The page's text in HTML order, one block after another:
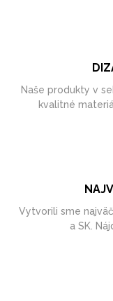
Naše produkty v
kvalitné
Vytvorili sme
a SK.